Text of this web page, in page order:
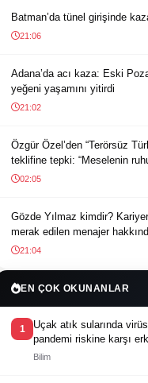
Batman’da tünel girişinde
21:06
Adana’da acı kaza: Eski
yeğeni yaşamını yitirdi
21:02
Özgür Özel’den “Terörsüz
teklifine tepki: “Meselenin
02:05
Gözde Yılmaz kimdir?
merak edilen menajer
21:04
EN ÇOK OKUNANLAR
1
Uçak atık sularında
pandemi riskine karşı
geliştiriliyor
Bilim